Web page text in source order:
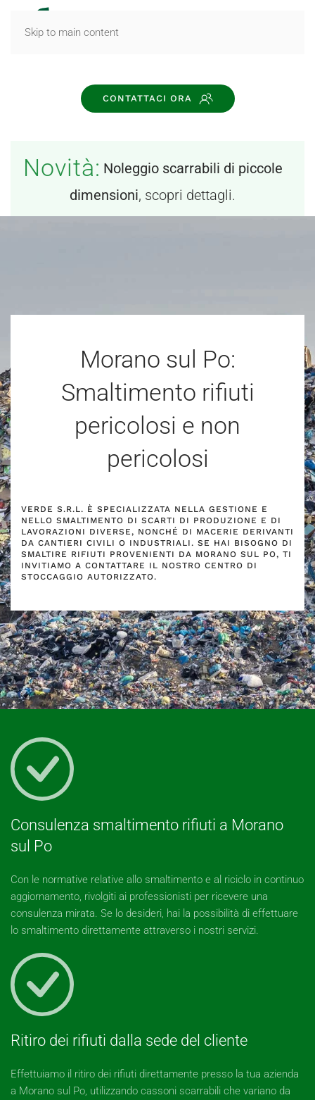
Skip to main content
CONTATTACI ORA
Novità: Noleggio scarrabili di piccole
dimensioni, scopri dettagli.
Morano sul Po:
Smaltimento rifiuti
pericolosi e non
pericolosi
VERDE S.R.L. È SPECIALIZZATA NELLA GESTIONE E
NELLO SMALTIMENTO DI SCARTI DI PRODUZIONE E DI
LAVORAZIONI DIVERSE, NONCHÉ DI MACERIE DERIVANTI
DA CANTIERI CIVILI O INDUSTRIALI. SE HAI BISOGNO DI
SMALTIRE RIFIUTI PROVENIENTI DA MORANO SUL PO, TI
INVITIAMO A CONTATTARE IL NOSTRO CENTRO DI
STOCCAGGIO AUTORIZZATO.
Consulenza smaltimento rifiuti a Morano
sul Po
Con le normative relative allo smaltimento e al riciclo in continuo
aggiornamento, rivolgiti ai professionisti per ricevere una
consulenza mirata. Se lo desideri, hai la possibilità di effettuare
lo smaltimento direttamente attraverso i nostri servizi.
Ritiro dei rifiuti dalla sede del cliente
Effettuiamo il ritiro dei rifiuti direttamente presso la tua azienda
a Morano sul Po, utilizzando cassoni scarrabili che variano da